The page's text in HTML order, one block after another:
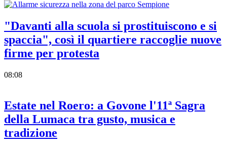
"Davanti alla scuola si prostituiscono e si
spaccia", così il quartiere raccoglie nuove
firme per protesta
08:08
Estate nel Roero: a Govone l'11ª Sagra
della Lumaca tra gusto, musica e
tradizione